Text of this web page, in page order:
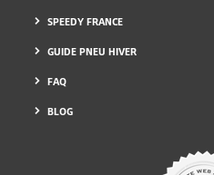
SPEEDY FRANCE
GUIDE PNEU HIVER
FAQ
BLOG